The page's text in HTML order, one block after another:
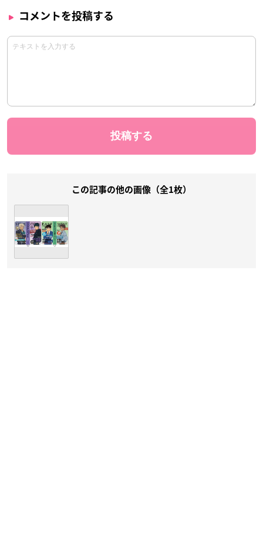
コメントを投稿する
この記事の他の画像（全1枚）